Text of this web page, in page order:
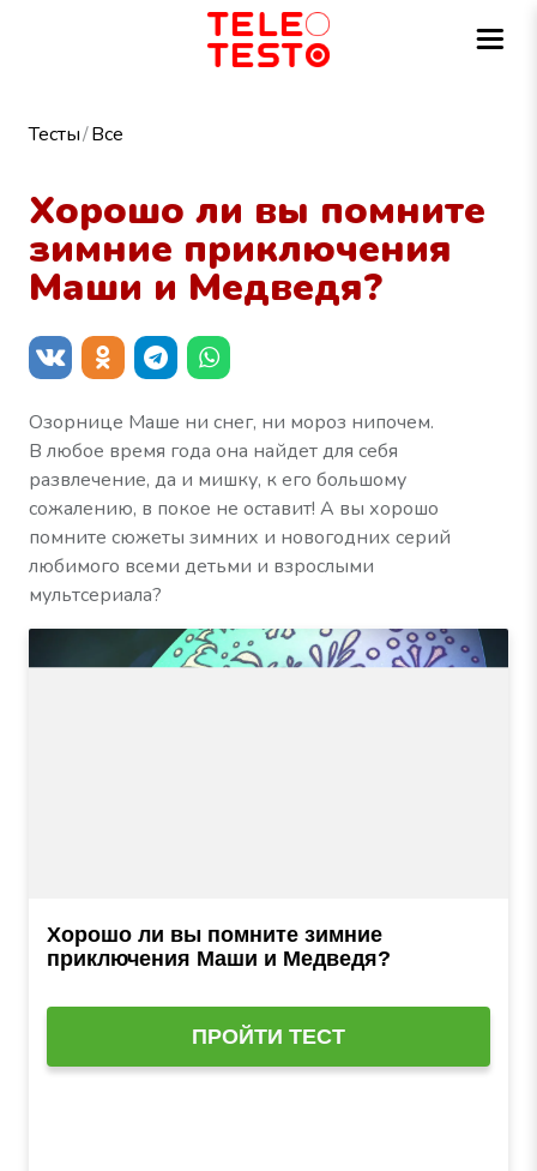
Тесты Все
Хорошо ли вы помните
зимние приключения
Маши и Медведя?
Озорнице Маше ни снег, ни мороз нипочем.
В любое время года она найдет для себя
развлечение, да и мишку, к его большому
сожалению, в покое не оставит! А вы хорошо
помните сюжеты зимних и новогодних серий
любимого всеми детьми и взрослыми
мультсериала?